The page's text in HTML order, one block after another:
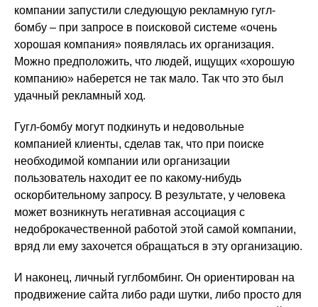
компании запустили следующую рекламную гугл-
бомбу – при запросе в поисковой системе «очень
хорошая компания» появлялась их организация.
Можно предположить, что людей, ищущих «хорошую
компанию» наберется не так мало. Так что это был
удачный рекламный ход.
Гугл-бомбу могут подкинуть и недовольные
компанией клиенты, сделав так, что при поиске
необходимой компании или организации
пользователь находит ее по какому-нибудь
оскорбительному запросу. В результате, у человека
может возникнуть негативная ассоциация с
недоброкачественной работой этой самой компании,
вряд ли ему захочется обращаться в эту организацию.
И наконец, личный гуглбомбинг. Он ориентирован на
продвижение сайта либо ради шутки, либо просто для